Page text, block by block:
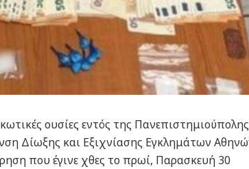
ουσίες εντός της Πανεπιστημιούπολης
Δίωξης και Εξιχνίασης Εγκλημάτων
που έγινε χθες το πρωί, Παρασκευή 30